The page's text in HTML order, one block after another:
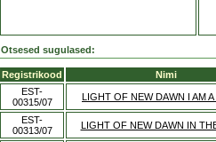
Otsesed sugulased:
Registrikood Nimi
EST-
00315/07
LIGHT OF NEW DAWN I AM
EST-
00313/07
LIGHT OF NEW DAWN IN